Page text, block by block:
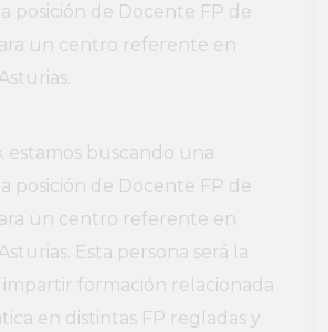
posición de Docente FP de
un centro referente en
estamos buscando una
posición de Docente FP de
un centro referente en
Esta persona será la
formación relacionada
en distintas FP regladas y